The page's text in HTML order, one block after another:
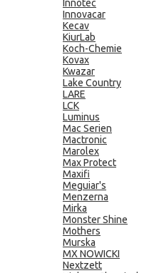
Innotec
Innovacar
Kecav
KiurLab
Koch-Chemie
Kovax
Kwazar
Lake Country
LARE
LCK
Luminus
Mac Serien
Mactronic
Marolex
Max Protect
Maxifi
Meguiar's
Menzerna
Mirka
Monster Shine
Mothers
Murska
MX NOWICKI
Nextzett